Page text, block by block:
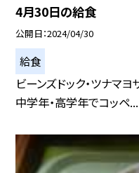
4月30日の給食
公開日 2024/04/30
給食
ビーンズドック・ツナマ
中学年・高学年でコッペ...